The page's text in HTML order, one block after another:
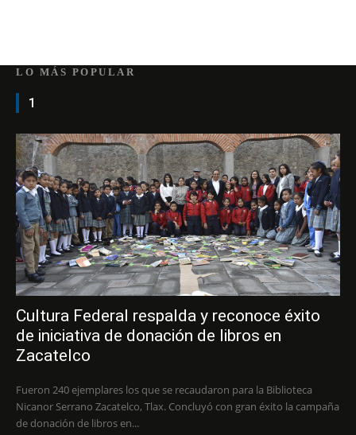
LO MÁS POPULAR
1
Cultura Federal respalda y reconoce éxito
de iniciativa de donación de libros en
Zacatelco
Fueron 240 ejemplares los que se recaudaron para la Biblioteca
Nicanor Serrano Zacatelco, Tlax. Concluyó con gran éxito la campaña
de donación de libros en...